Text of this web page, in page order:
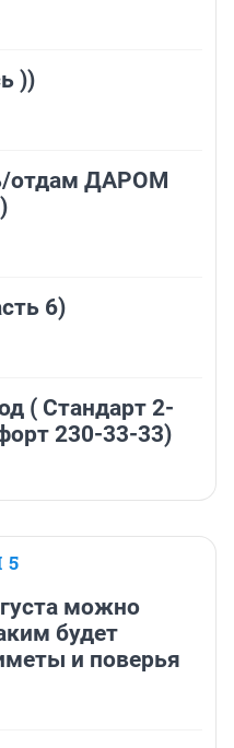
))
отдам ДАРОМ
6)
( Стандарт 2-
230-33-33)
5
можно
будет
и поверья